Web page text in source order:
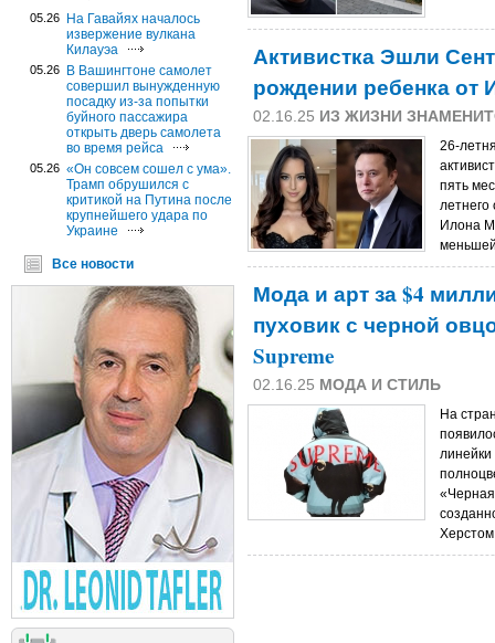
05.26
На Гавайях началось
извержение вулкана
Килауэа
05.26
В Вашингтоне самолет
совершил вынужденную
посадку из-за попытки
буйного пассажира
открыть дверь самолета
во время рейса
05.26 «Он совсем сошел с ума».
Трамп обрушился с
критикой на Путина после
крупнейшего удара по
Украине
Все новости
Активистка Эшли
рождении ребенка от
02.16.25 ИЗ ЖИЗНИ
26-
пять
летнего
Илона
Мода и арт за $4
пуховик с черной
Supreme
02.16.25 МОДА И СТИЛЬ
На
линейки